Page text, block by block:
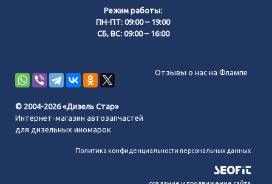
Режим работы:
ПН-ПТ: 09:00 – 19:00
СБ, ВС: 09:00 – 16:00
Отзывы о нас на Флампе
© 2004-2026 «Дизель Стар»
Интернет-магазин автозапчастей
для дизельных иномарок
Политика конфиденциальности персональных данных